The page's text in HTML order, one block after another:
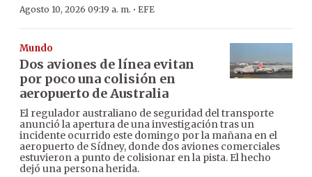
Agosto 10, 2026 09:19 a. m. · EFE
Mundo
Dos aviones de línea evitan
por poco una colisión en
aeropuerto de Australia
El regulador australiano de seguridad del transporte
anunció la apertura de una investigación tras un
incidente ocurrido este domingo por la mañana en el
aeropuerto de Sídney, donde dos aviones comerciales
estuvieron a punto de colisionar en la pista. El hecho
dejó una persona herida.